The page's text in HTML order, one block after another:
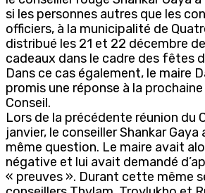
si les personnes autres que les
officiers, à la municipalité de
distribué les 21 et 22 décembre
cadeaux dans le cadre des fêtes
Dans ce cas également, le maire
promis une réponse à la
Conseil.
Lors de la précédente réunion du
janvier, le conseiller Shankar
même question. Le maire avait
négative et lui avait demandé
« preuves ». Durant cette même